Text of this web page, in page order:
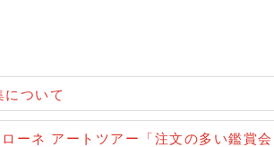
ついて
ーネ アートツアー「注文の多い鑑賞会